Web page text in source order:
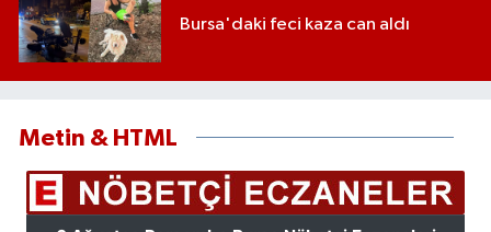
Bursa'daki feci kaza can aldı
Metin & HTML